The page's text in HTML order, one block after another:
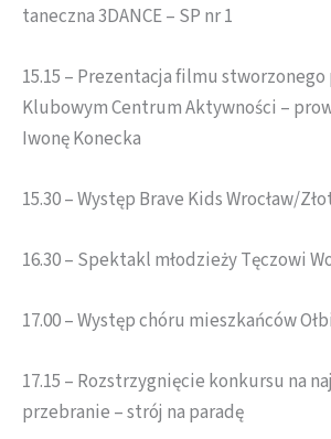
taneczna 3DANCE – SP nr 1
15.15 – Prezentacja filmu
Klubowym Centrum Aktywności –
Iwonę Konecka
15.30 – Występ Brave Kids Wrocław/
16.30 – Spektakl młodzieży Tęczowi
17.00 – Występ chóru mieszkańców
17.15 – Rozstrzygnięcie konkursu na
przebranie – strój na paradę